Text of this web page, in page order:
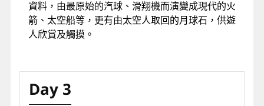
資料，由最原始的汽球、滑翔機而演變成現代的火
箭、太空船等，更有由太空人取回的月球石，供遊
人欣賞及觸摸。
Day 3